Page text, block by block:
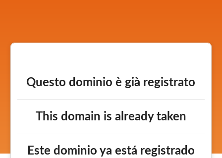
Questo dominio è già registrato
This domain is already taken
Este dominio ya está registrado